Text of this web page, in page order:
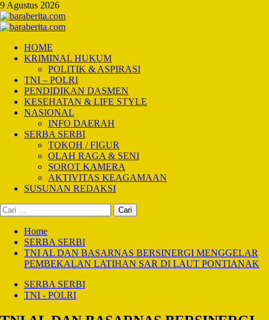
Skip
to
content
9 Agustus 2026
Primary
HOME
KRIMINAL HUKUM
POLITIK & ASPIRASI
TNI – POLRI
PENDIDIKAN DASMEN
KESEHATAN & LIFE STYLE
NASIONAL
INFO DAERAH
SERBA SERBI
TOKOH / FIGUR
OLAH RAGA & SENI
SOROT KAMERA
AKTIVITAS KEAGAMAAN
SUSUNAN REDAKSI
Cari
untuk:
Home
SERBA SERBI
TNI AL DAN BASARNAS BERSINERGI MENGGELAR
PEMBEKALAN LATIHAN SAR DI LAUT PONTIANAK
SERBA SERBI
TNI - POLRI